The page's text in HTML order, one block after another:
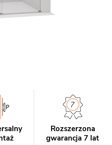
Rozszerzona
gwarancja 7 lat